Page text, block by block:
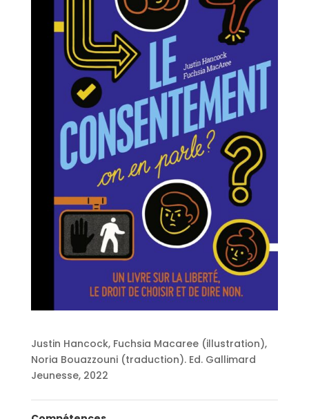
Justin Hancock, Fuchsia Macaree (illustration),
Noria Bouazzouni (traduction). Ed. Gallimard
Jeunesse, 2022